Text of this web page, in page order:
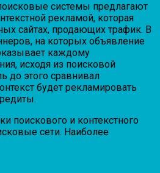
системы предлагают
рекламой, которая
сайтах, продающих трафик. В
на которых объявление
каждому
исходя из поисковой
до этого сравнивал
будет рекламировать
поискового и контекстного
сети. Наиболее